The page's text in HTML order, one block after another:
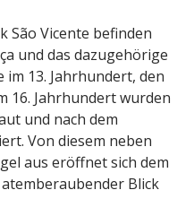
São Vicente befinden
und das dazugehörige
13. Jahrhundert, den
16. Jahrhundert wurden
und nach dem
Von diesem neben
aus eröffnet sich dem
Blick